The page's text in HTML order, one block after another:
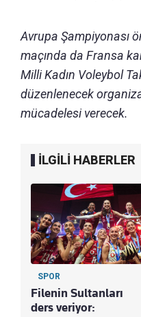
Avrupa Şampiyonası
maçında da Fransa
Milli Kadın Voleybol
düzenlenecek
mücadelesi verecek.
İLGİLİ HABERLER
SPOR
Filenin Sultanları
ders veriyor: